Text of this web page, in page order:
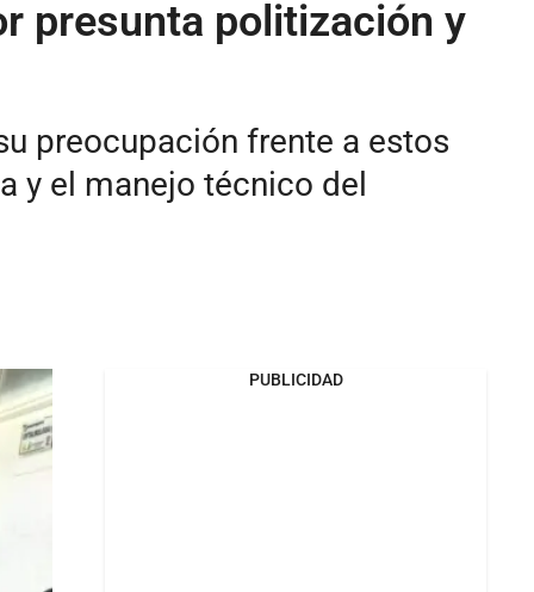
presunta politización y
preocupación frente a estos
y el manejo técnico del
PUBLICIDAD